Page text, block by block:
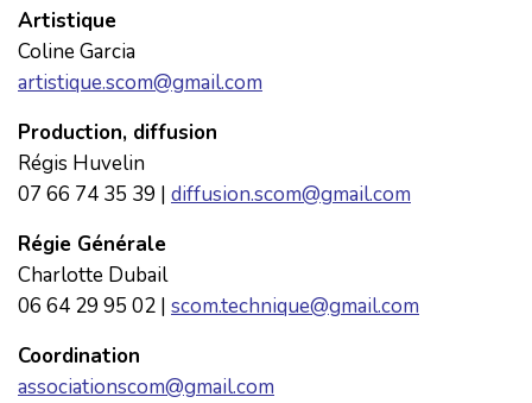
Artistique
Coline Garcia
artistique.scom@gmail.com
Production, diffusion
Régis Huvelin
07 66 74 35 39 | diffusion.scom@gmail.com
Régie Générale
Charlotte Dubail
06 64 29 95 02 | scom.technique@gmail.com
Coordination
associationscom@gmail.com